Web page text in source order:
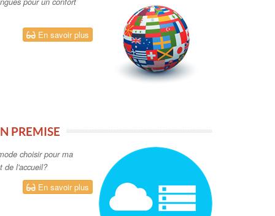
En savoir plus
PREMISE
choisir pour ma
de l'accueil?
En savoir plus